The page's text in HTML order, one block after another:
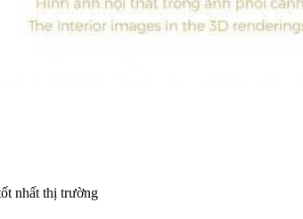
nhất thị trường